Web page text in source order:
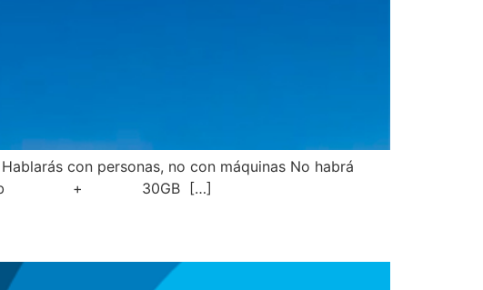
con personas, no con máquinas No habrá
móvil 600Mb + 30GB […]